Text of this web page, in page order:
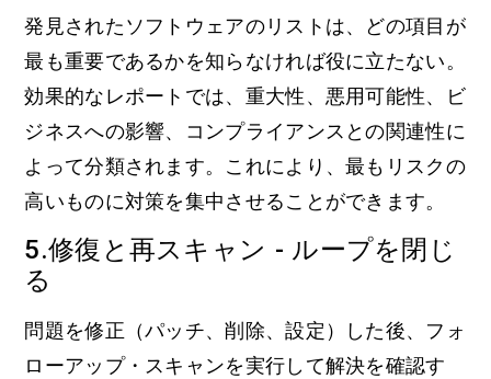
発見されたソフトウェアのリストは、どの項目が
最も重要であるかを知らなければ役に立たない。
効果的なレポートでは、重大性、悪用可能性、ビ
ジネスへの影響、コンプライアンスとの関連性に
よって分類されます。これにより、最もリスクの
高いものに対策を集中させることができます。
5.修復と再スキャン - ループを閉じ
る
問題を修正（パッチ、削除、設定）した後、フォ
ローアップ・スキャンを実行して解決を確認す